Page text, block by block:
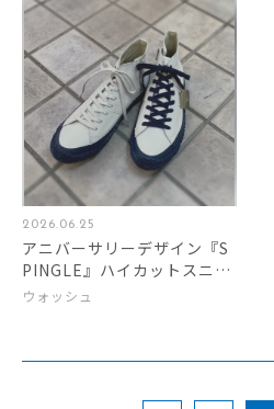
2026.06.25
アニバーサリーデザイン『S
PINGLE』ハイカットスニー
カー
ウォッシュ